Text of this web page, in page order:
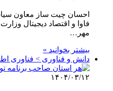
احسان چیت ساز معاون
فاوا و اقتصاد دیجیتال
مهر…
بیشتر بخوانید »
دانش و فناوری > فناوری
۱۴۰۴/۰۳/۱۲